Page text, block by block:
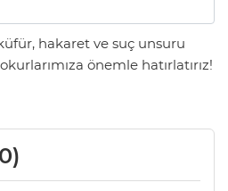
hakaret ve suç unsuru
önemle hatırlatırız!
0)